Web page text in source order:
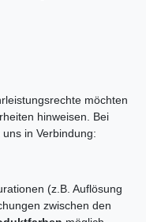
möchten
hinweisen. Bei
in Verbindung:
(z.B. Auflösung
zwischen den